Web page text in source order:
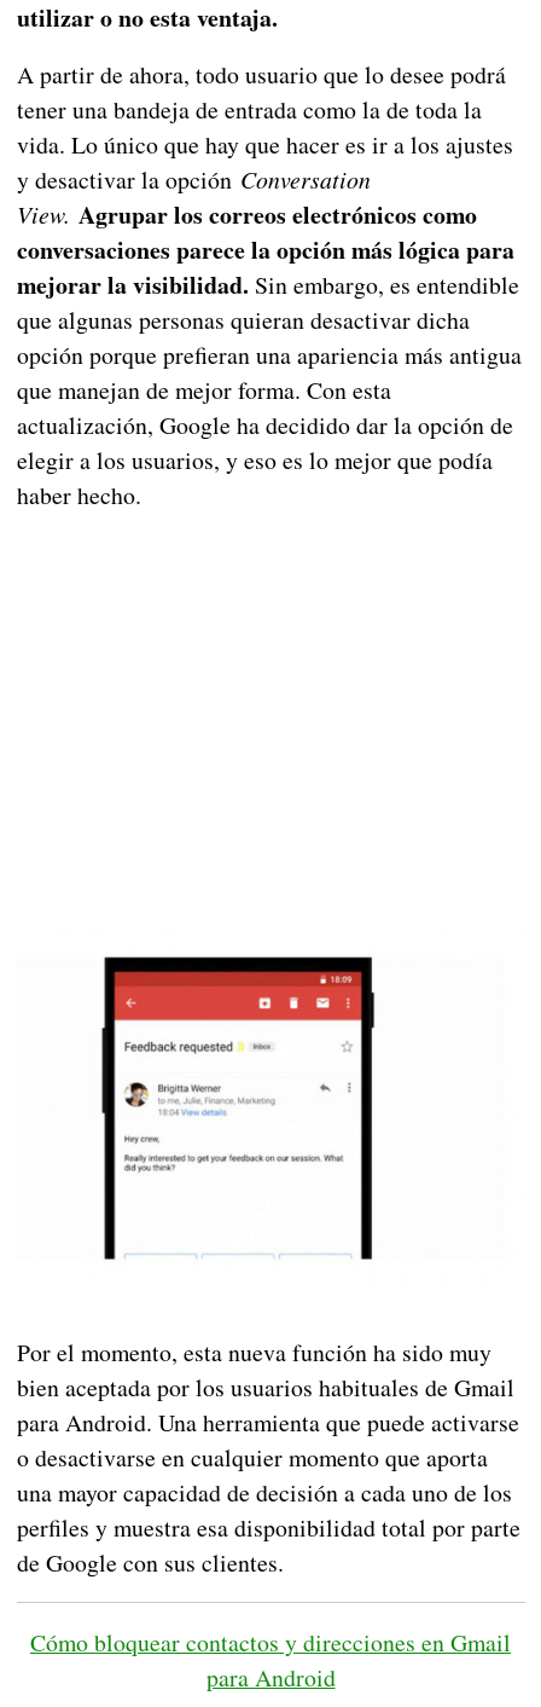
utilizar o no esta ventaja.
A partir de ahora, todo usuario que lo desee podrá
tener una bandeja de entrada como la de toda la
vida. Lo único que hay que hacer es ir a los ajustes
y desactivar la opción Conversation
View. Agrupar los correos electrónicos como
conversaciones parece la opción más lógica para
mejorar la visibilidad. Sin embargo, es entendible
que algunas personas quieran desactivar dicha
opción porque prefieran una apariencia más antigua
que manejan de mejor forma. Con esta
actualización, Google ha decidido dar la opción de
elegir a los usuarios, y eso es lo mejor que podía
haber hecho.
Por el momento, esta nueva función ha sido muy
bien aceptada por los usuarios habituales de Gmail
para Android. Una herramienta que puede activarse
o desactivarse en cualquier momento que aporta
una mayor capacidad de decisión a cada uno de los
perfiles y muestra esa disponibilidad total por parte
de Google con sus clientes.
Cómo bloquear contactos y direcciones en Gmail
para Android